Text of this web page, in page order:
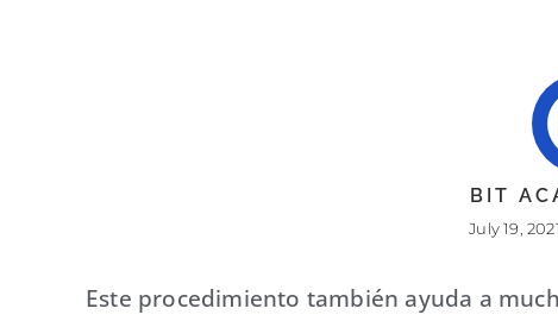
BIT
July 19, 2021
Este procedimiento también ayuda a